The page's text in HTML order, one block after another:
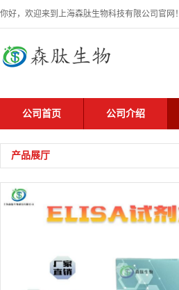
你好，欢迎来到上海森肽生物科技有限公司官网！
公司首页 公司介绍
产品展厅